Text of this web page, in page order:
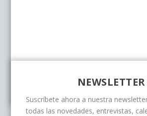
NEWSLETTER
Suscríbete ahora a nuestra
todas las novedades, entrevistas,